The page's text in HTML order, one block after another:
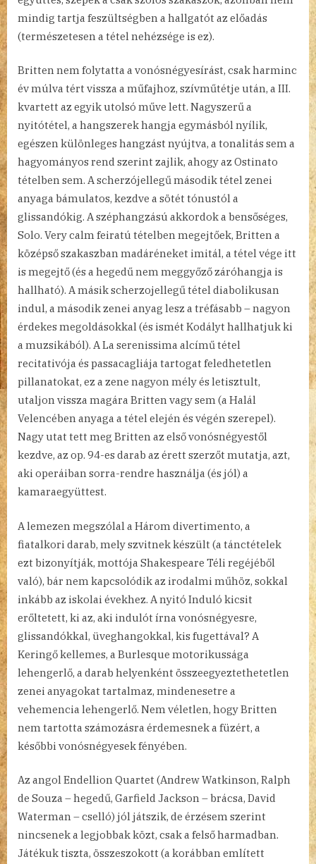
mindig tartja feszültségben a hallgatót az előadás
(természetesen a tétel nehézsége is ez).
Britten nem folytatta a vonósnégyesírást, csak harminc
év múlva tért vissza a műfajhoz, szívműtétje után, a III.
kvartett az egyik utolsó műve lett. Nagyszerű a
nyitótétel, a hangszerek hangja egymásból nyílik,
egészen különleges hangzást nyújtva, a tonalitás sem a
hagyományos rend szerint zajlik, ahogy az Ostinato
tételben sem. A scherzójellegű második tétel zenei
anyaga bámulatos, kezdve a sötét tónustól a
glissandókig. A széphangzású akkordok a bensőséges,
Solo. Very calm feiratú tételben megejtőek, Britten a
középső szakaszban madáréneket imitál, a tétel vége itt
is megejtő (és a hegedű nem meggyőző záróhangja is
hallható). A másik scherzojellegű tétel diabolikusan
indul, a második zenei anyag lesz a tréfásabb – nagyon
érdekes megoldásokkal (és ismét Kodályt hallhatjuk ki
a muzsikából). A La serenissima alcímű tétel
recitativója és passacagliája tartogat feledhetetlen
pillanatokat, ez a zene nagyon mély és letisztult,
utaljon vissza magára Britten vagy sem (a Halál
Velencében anyaga a tétel elején és végén szerepel).
Nagy utat tett meg Britten az első vonósnégyestől
kezdve, az op. 94-es darab az érett szerzőt mutatja, azt,
aki operáiban sorra-rendre használja (és jól) a
kamaraegyüttest.
A lemezen megszólal a Három divertimento, a
fiatalkori darab, mely szvitnek készült (a tánctételek
ezt bizonyítják, mottója Shakespeare Téli regéjéből
való), bár nem kapcsolódik az irodalmi műhöz, sokkal
inkább az iskolai évekhez. A nyitó Induló kicsit
erőltetett, ki az, aki indulót írna vonósnégyesre,
glissandókkal, üveghangokkal, kis fugettával? A
Keringő kellemes, a Burlesque motorikussága
lehengerlő, a darab helyenként összeegyeztethetetlen
zenei anyagokat tartalmaz, mindenesetre a
vehemencia lehengerlő. Nem véletlen, hogy Britten
nem tartotta számozásra érdemesnek a füzért, a
későbbi vonósnégyesek fényében.
Az angol Endellion Quartet (Andrew Watkinson, Ralph
de Souza – hegedű, Garfield Jackson – brácsa, David
Waterman – cselló) jól játszik, de érzésem szerint
nincsenek a legjobbak közt, csak a felső harmadban.
Játékuk tiszta, összeszokott (a korábban említett